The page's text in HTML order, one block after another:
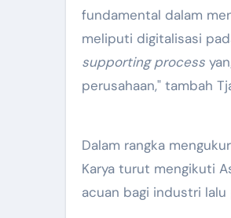
fundamental dalam
meliputi digitalisasi
supporting process
perusahaan," tambah
Dalam rangka
Karya turut mengikuti
acuan bagi industri